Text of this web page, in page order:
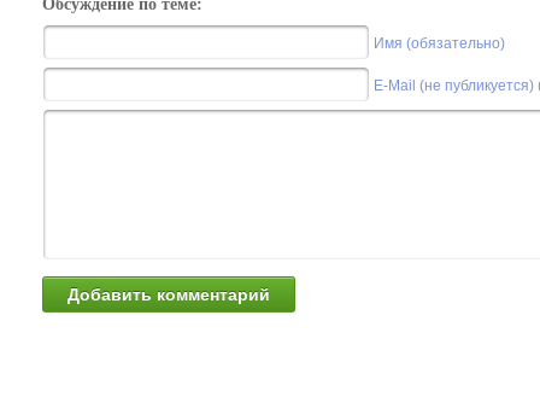
Обсуждение по теме:
Имя (обязательно)
E-Mail (не